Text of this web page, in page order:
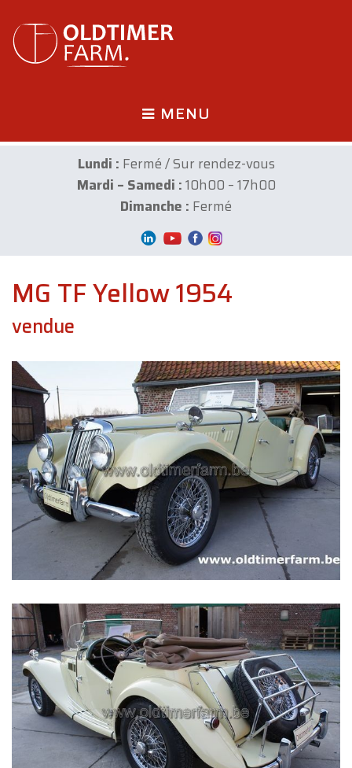
MENU
Lundi : Fermé / Sur rendez-vous
Mardi – Samedi :10h00 – 17h00
Dimanche : Fermé
MG TF Yellow 1954
vendue